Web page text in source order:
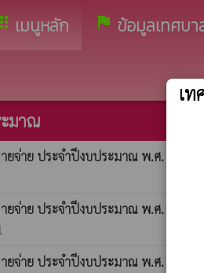
เมนูหลัก assistant_photo ข้อมูลเทศบา
มาณ
ยจ่าย ประจำปีงบประมาณ พ.ศ. 2569
ยจ่าย ประจำปีงบประมาณ พ.ศ. 2569
ยจ่าย ประจำปีงบประมาณ พ.ศ. 2569
เท